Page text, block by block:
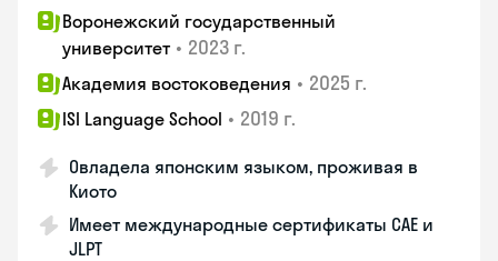
Воронежский государственный
университет • 2023 г.
Академия востоковедения • 2025 г.
ISI Language School • 2019 г.
Овладела японским языком, проживая в
Киото
Имеет международные сертификаты CAE и
JLPT